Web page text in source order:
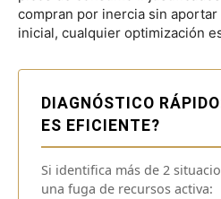
compran por inercia sin
inicial, cualquier optimización
DIAGNÓSTICO
ES EFICIENTE?
Si identifica más de 2
una fuga de recursos activa: